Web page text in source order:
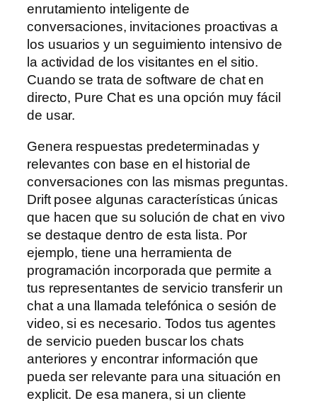
enrutamiento inteligente de
conversaciones, invitaciones proactivas a
los usuarios y un seguimiento intensivo de
la actividad de los visitantes en el sitio.
Cuando se trata de software de chat en
directo, Pure Chat es una opción muy fácil
de usar.
Genera respuestas predeterminadas y
relevantes con base en el historial de
conversaciones con las mismas preguntas.
Drift posee algunas características únicas
que hacen que su solución de chat en vivo
se destaque dentro de esta lista. Por
ejemplo, tiene una herramienta de
programación incorporada que permite a
tus representantes de servicio transferir un
chat a una llamada telefónica o sesión de
video, si es necesario. Todos tus agentes
de servicio pueden buscar los chats
anteriores y encontrar información que
pueda ser relevante para una situación en
explicit. De esa manera, si un cliente